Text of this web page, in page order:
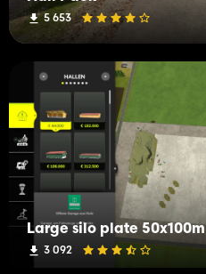
5 653
Large silo plate 50x100m
3 092